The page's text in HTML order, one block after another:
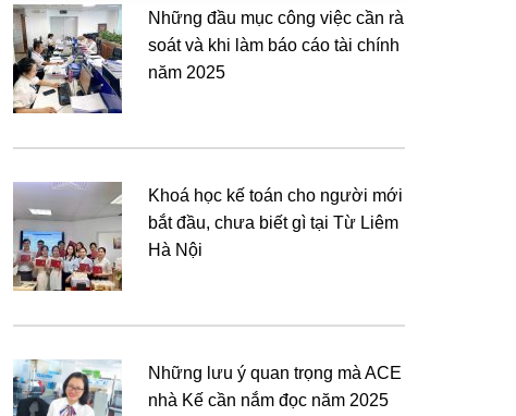
Những đầu mục công việc cần rà
soát và khi làm báo cáo tài chính
năm 2025
Khoá học kế toán cho người mới
bắt đầu, chưa biết gì tại Từ Liêm
Hà Nội
Những lưu ý quan trọng mà ACE
nhà Kế cần nắm đọc năm 2025